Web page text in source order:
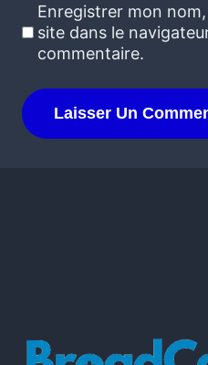
Enregistrer mon
site dans le
commentaire.